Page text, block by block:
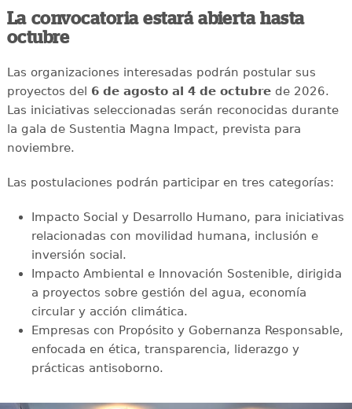
La convocatoria estará abierta hasta
octubre
Las organizaciones interesadas podrán postular sus
proyectos del 6 de agosto al 4 de octubrede 2026.
Las iniciativas seleccionadas serán reconocidas durante
la gala de Sustentia Magna Impact, prevista para
noviembre.
Las postulaciones podrán participar en tres categorías:
Impacto Social y Desarrollo Humano, para iniciativas
relacionadas con movilidad humana, inclusión e
inversión social.
Impacto Ambiental e Innovación Sostenible, dirigida
a proyectos sobre gestión del agua, economía
circular y acción climática.
Empresas con Propósito y Gobernanza Responsable,
enfocada en ética, transparencia, liderazgo y
prácticas antisoborno.